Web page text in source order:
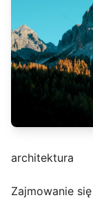
architektura
Zajmowanie